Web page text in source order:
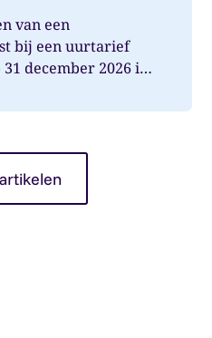
van een
bij een uurtarief
december 2026 in